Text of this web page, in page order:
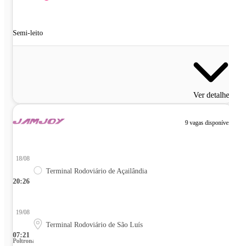
Semi-leito
Ver
9 vagas
20:26
18/08
Terminal Rodoviário de Açailândia
07:21
19/08
Terminal Rodoviário de São Luís
Poltrona